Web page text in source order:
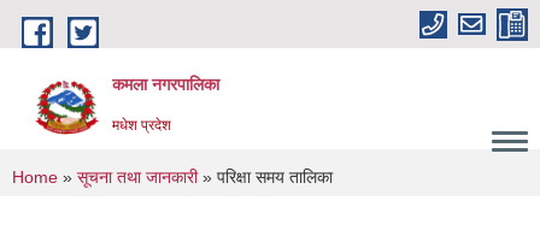
Skip to main content
कमला नगरपालिका
मधेश प्रदेश
You are here
Home » सूचना तथा जानकारी» परिक्षा समय तालिका